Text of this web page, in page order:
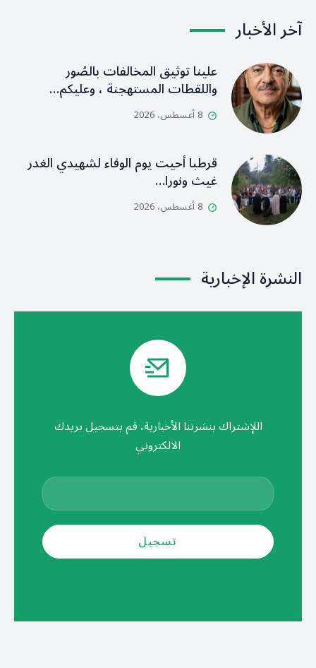
آخر الأخبار
علينا توثيق المخالفات بالصُور
واللقطات المستهجنة ، وعليكم…
8 أغسطس، 2026
قرطبا أحيت يوم الوفاء لشهيدي الغدر
غيث ونورا…
8 أغسطس، 2026
النشرة الإخبارية
اللإشتراك بنشرتنا الأخبارية، قم بتسجيل بريدك
الالكتروني